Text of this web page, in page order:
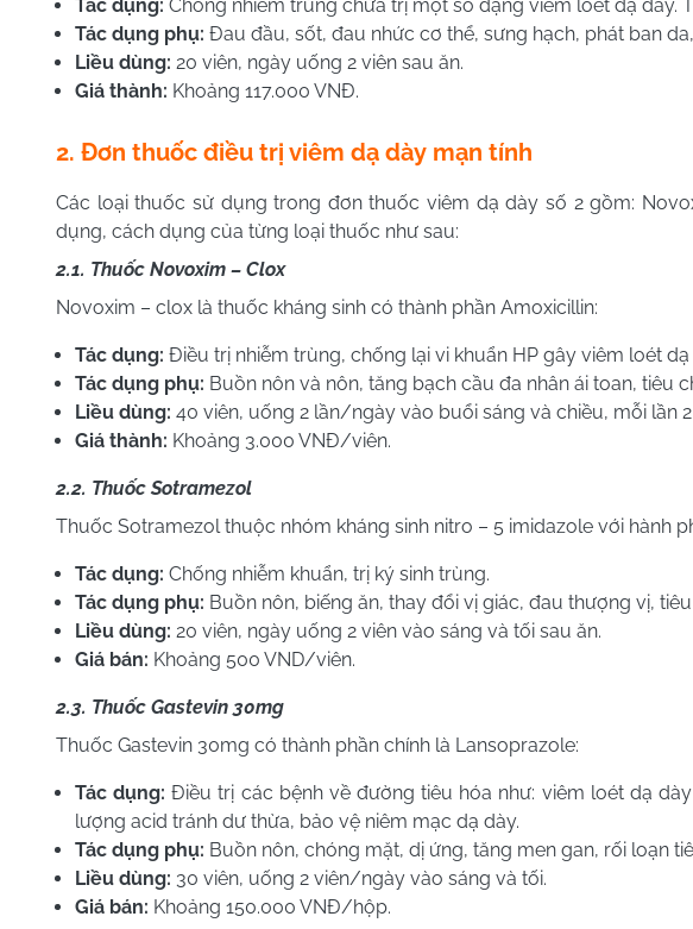
Tác dụng: Chống nhiễm trùng chữa trị một số dạng viêm loét dạ dày.
Tác dụng phụ: Đau đầu, sốt, đau nhức cơ thể, sưng hạch, phát ban
Liều dùng: 20 viên, ngày uống 2 viên sau ăn.
Giá thành: Khoảng 117.000 VNĐ.
2. Đơn thuốc điều trị viêm dạ dày mạn tính
Các loại thuốc sử dụng trong đơn thuốc viêm dạ dày số 2 gồm:
dụng, cách dụng của từng loại thuốc như sau:
2.1. Thuốc Novoxim – Clox
Novoxim – clox là thuốc kháng sinh có thành phần Amoxicillin:
Tác dụng: Điều trị nhiễm trùng, chống lại vi khuẩn HP gây viêm loét
Tác dụng phụ: Buồn nôn và nôn, tăng bạch cầu đa nhân ái toan, tiêu
Liều dùng: 40 viên, uống 2 lần/ngày vào buổi sáng và chiều, mỗi lần 2
Giá thành: Khoảng 3.000 VNĐ/viên.
2.2. Thuốc Sotramezol
Thuốc Sotramezol thuộc nhóm kháng sinh nitro – 5 imidazole với hành
Tác dụng: Chống nhiễm khuẩn, trị ký sinh trùng.
Tác dụng phụ: Buồn nôn, biếng ăn, thay đổi vị giác, đau thượng vị,
Liều dùng: 20 viên, ngày uống 2 viên vào sáng và tối sau ăn.
Giá bán: Khoảng 500 VND/viên.
2.3. Thuốc Gastevin 30mg
Thuốc Gastevin 30mg có thành phần chính là Lansoprazole:
Tác dụng: Điều trị các bệnh về đường tiêu hóa như: viêm loét dạ
lượng acid tránh dư thừa, bảo vệ niêm mạc dạ dày.
Tác dụng phụ: Buồn nôn, chóng mặt, dị ứng, tăng men gan, rối loạn
Liều dùng: 30 viên, uống 2 viên/ngày vào sáng và tối.
Giá bán: Khoảng 150.000 VNĐ/hộp.